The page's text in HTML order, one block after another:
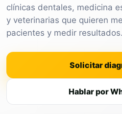
clínicas dentales, medicina
y veterinarias que quieren
pacientes y medir resultados.
Solicitar
Hablar por